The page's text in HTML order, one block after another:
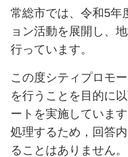
常総市では、令和5年
ョン活動を展開し、
行っています。
この度シティプロモ
を行うことを目的に
ートを実施していま
処理するため，回答
ることはありません